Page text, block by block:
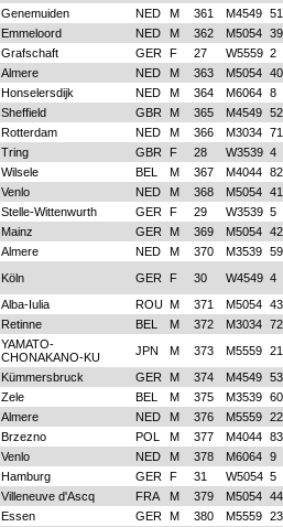
Genemuiden NED M 361 M4549 51
Emmeloord NED M 362 M5054 39
Grafschaft GER F 27 W5559 2
Almere NED M 363 M5054 40
Honselersdijk NED M 364 M6064 8
Sheffield GBR M 365 M4549 52
Rotterdam NED M 366 M3034 71
Tring GBR F 28 W3539 4
Wilsele BEL M 367 M4044 82
Venlo NED M 368 M5054 41
Stelle-Wittenwurth GER F 29 W3539 5
Mainz GER M 369 M5054 42
Almere NED M 370 M3539 59
Köln GER F 30 W4549 4
Alba-Iulia ROU M 371 M5054 43
Retinne BEL M 372 M3034 72
YAMATO-
CHONAKANO-KU
JPN M 373 M5559 21
Kümmersbruck GER M 374 M4549 53
Zele BEL M 375 M3539 60
Almere NED M 376 M5559 22
Brzezno POL M 377 M4044 83
Venlo NED M 378 M6064 9
Hamburg GER F 31 W5054 5
Villeneuve d'Ascq FRA M 379 M5054 44
Essen GER M 380 M5559 23